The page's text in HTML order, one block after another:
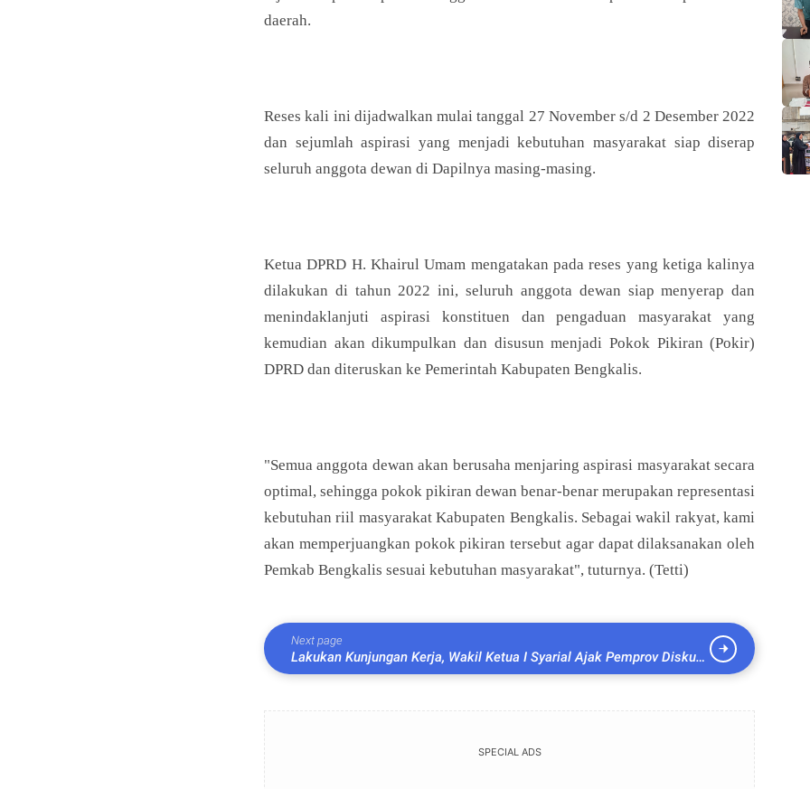
Siap Jaring Aspirasi Masyarakat
penaraja.com
Bagikan ke media lain
daerah.
Reses kali ini dijadwalkan mulai tanggal 27 November s/d 2 Desember 2022
dan sejumlah aspirasi yang menjadi kebutuhan masyarakat siap diserap
seluruh anggota dewan di Dapilnya masing-masing.
Ketua DPRD H. Khairul Umam mengatakan pada reses yang ketiga kalinya
dilakukan di tahun 2022 ini, seluruh anggota dewan siap menyerap dan
menindaklanjuti aspirasi konstituen dan pengaduan masyarakat yang
kemudian akan dikumpulkan dan disusun menjadi Pokok Pikiran (Pokir)
DPRD dan diteruskan ke Pemerintah Kabupaten Bengkalis.
"Semua anggota dewan akan berusaha menjaring aspirasi masyarakat secara
optimal, sehingga pokok pikiran dewan benar-benar merupakan representasi
kebutuhan riil masyarakat Kabupaten Bengkalis. Sebagai wakil rakyat, kami
akan memperjuangkan pokok pikiran tersebut agar dapat dilaksanakan oleh
Pemkab Bengkalis sesuai kebutuhan masyarakat", tuturnya. (Tetti)
Next page
Lakukan Kunjungan Kerja, Wakil Ketua I Syarial Ajak Pemprov Diskusi
Percepatan WPR Rupat
SPECIAL ADS
Siap Jaring Aspirasi Masyarakat
penaraja.com
Bagikan ke media lain